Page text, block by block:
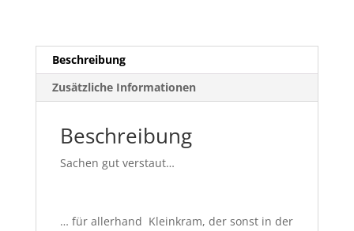
Beschreibung
Zusätzliche Informationen
Beschreibung
Sachen gut verstaut…
… für allerhand Kleinkram, der sonst in der